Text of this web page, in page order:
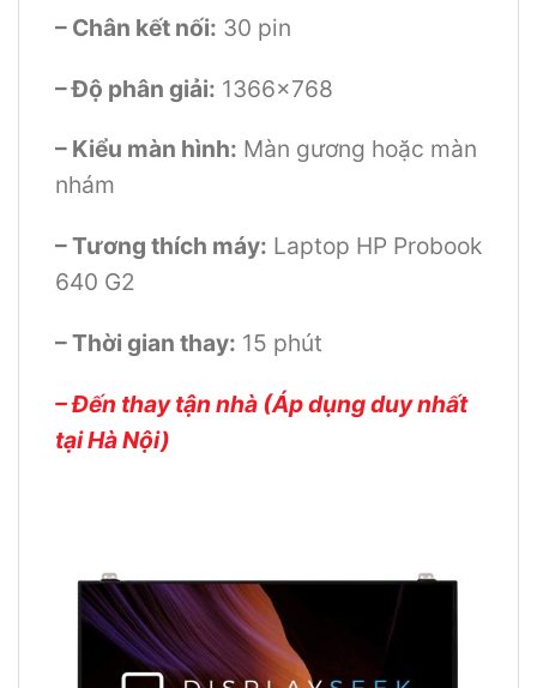
– Chân kết nối: 30 pin
– Độ phân giải: 1366×768
– Kiểu màn hình: Màn gương hoặc màn
nhám
– Tương thích máy: Laptop HP Probook
640 G2
– Thời gian thay: 15 phút
– Đến thay tận nhà (Áp dụng duy nhất
tại Hà Nội)